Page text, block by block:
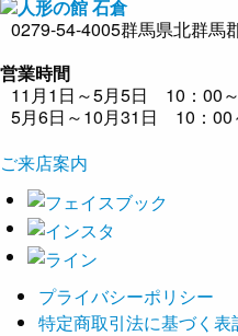
0279-54-4005群馬県北群馬
営業時間
11月1日～5月5日 10：00～
5月6日～10月31日 10：00
ご来店案内
プライバシーポリシー
特定商取引法に基づく表